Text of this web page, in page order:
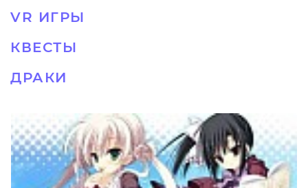
VR ИГРЫ
КВЕСТЫ
ДРАКИ